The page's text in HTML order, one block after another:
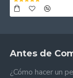
Antes de
¿Cómo hacer un